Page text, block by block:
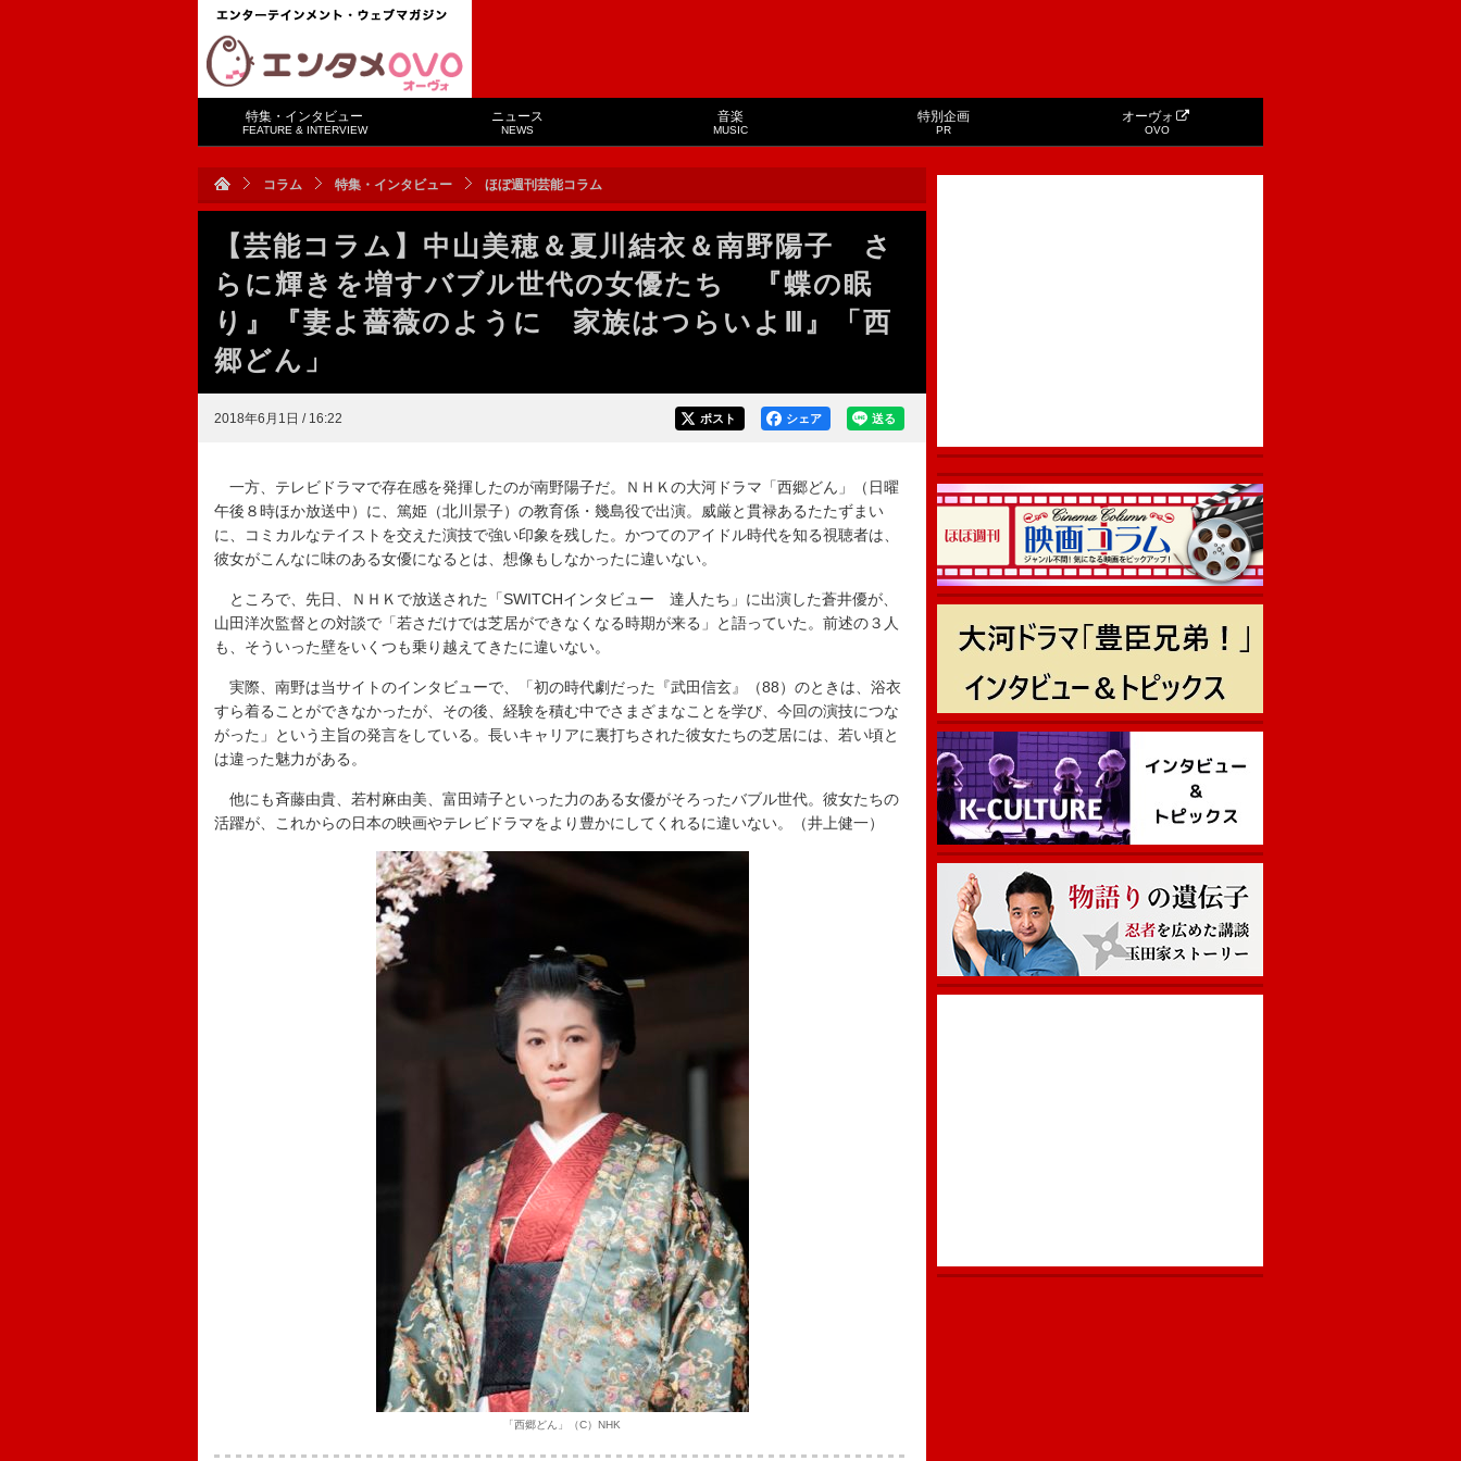
特集・インタビュー
FEATURE & INTERVIEW
ニュース
NEWS
音楽
MUSIC
特別企画
PR
オーヴォ
OVO
コラム 特集・インタビュー ほぼ週刊芸能コラム
【芸能コラム】中山美穂＆夏川結衣＆南野陽子 さ
らに輝きを増すバブル世代の女優たち 『蝶の眠
り』『妻よ薔薇のように 家族はつらいよⅢ』「西
郷どん」
2018年6月1日 / 16:22 送る
シェア
ポスト
一方、テレビドラマで存在感を発揮したのが南野陽子だ。ＮＨＫの大河ドラマ「西郷どん」（日曜
午後８時ほか放送中）に、篤姫（北川景子）の教育係・幾島役で出演。威厳と貫禄あるたたずまい
に、コミカルなテイストを交えた演技で強い印象を残した。かつてのアイドル時代を知る視聴者は、
彼女がこんなに味のある女優になるとは、想像もしなかったに違いない。
ところで、先日、ＮＨＫで放送された「SWITCHインタビュー 達人たち」に出演した蒼井優が、
山田洋次監督との対談で「若さだけでは芝居ができなくなる時期が来る」と語っていた。前述の３人
も、そういった壁をいくつも乗り越えてきたに違いない。
実際、南野は当サイトのインタビューで、「初の時代劇だった『武田信玄』（88）のときは、浴衣
すら着ることができなかったが、その後、経験を積む中でさまざまなことを学び、今回の演技につな
がった」という主旨の発言をしている。長いキャリアに裏打ちされた彼女たちの芝居には、若い頃と
は違った魅力がある。
他にも斉藤由貴、若村麻由美、富田靖子といった力のある女優がそろったバブル世代。彼女たちの
活躍が、これからの日本の映画やテレビドラマをより豊かにしてくれるに違いない。（井上健一）
「西郷どん」（C）NHK